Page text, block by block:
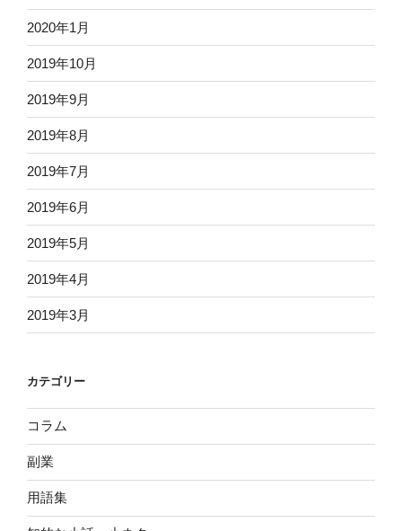
2020年1月
2019年10月
2019年9月
2019年8月
2019年7月
2019年6月
2019年5月
2019年4月
2019年3月
カテゴリー
コラム
副業
用語集